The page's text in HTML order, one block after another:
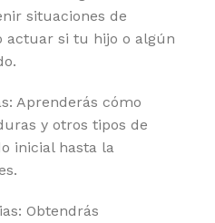
situaciones de
actuar si tu hijo o algún
Aprenderás cómo
y otros tipos de
inicial hasta la
Obtendrás